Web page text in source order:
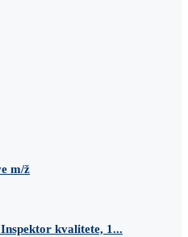
m/ž
kvalitete, 1...